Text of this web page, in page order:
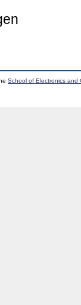
School of Electronics and